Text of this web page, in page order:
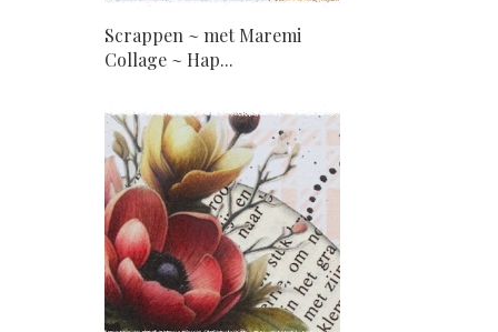
Scrappen ~ met Maremi
Collage ~ Hap...